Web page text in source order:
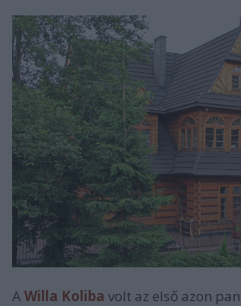
AWilla Koliba volt az első azon